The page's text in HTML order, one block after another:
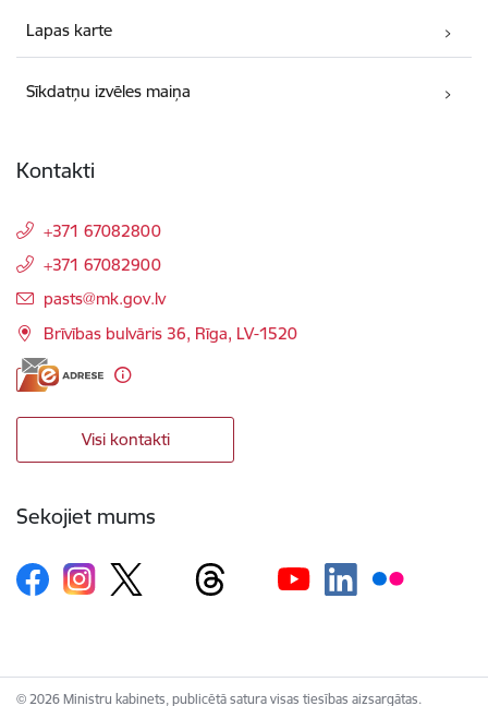
Lapas karte
Sīkdatņu izvēles maiņa
Kontakti
+371 67082800
+371 67082900
E-pasts:
pasts@mk.gov.lv
Brīvības bulvāris 36, Rīga, LV-1520
Visi kontakti
Sekojiet mums
© 2026 Ministru kabinets, publicētā satura visas tiesības aizsargātas.